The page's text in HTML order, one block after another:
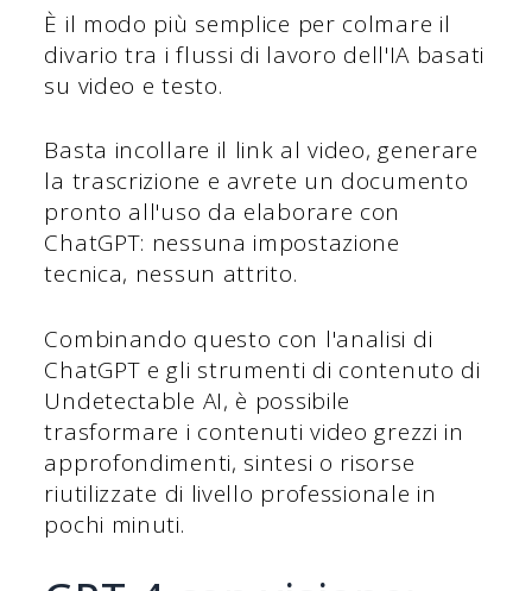
È il modo più semplice per colmare il
divario tra i flussi di lavoro dell'IA basati
su video e testo.
Basta incollare il link al video, generare
la trascrizione e avrete un documento
pronto all'uso da elaborare con
ChatGPT: nessuna impostazione
tecnica, nessun attrito.
Combinando questo con l'analisi di
ChatGPT e gli strumenti di contenuto di
Undetectable AI, è possibile
trasformare i contenuti video grezzi in
approfondimenti, sintesi o risorse
riutilizzate di livello professionale in
pochi minuti.